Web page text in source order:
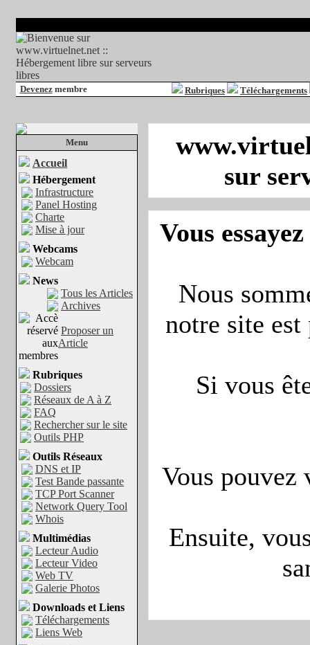
Devenezmembre Rubriques Téléchargements
Menu
Accueil
Hébergement
Infrastructure
Panel Hosting
Charte
Mise à jour
Webcams
Webcam
News
Tous les Articles
Archives
Proposer un
Article
Rubriques
Dossiers
Réseaux de A à Z
FAQ
Rechercher sur le site
Outils PHP
Outils Réseaux
DNS et IP
Test Bande passante
TCP Port Scanner
Network Query Tool
Whois
Multimédias
Lecteur Audio
Lecteur Video
Web TV
Galerie Photos
Downloads et Liens
Téléchargements
Liens Web
sur
Vous
Nous
notre site
Si vous
Vous pouvez
Ensuite,